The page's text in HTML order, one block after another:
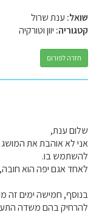
שואל: ענת שרול
קטגוריה: יוון וטורקיה
חזרה לפורום
שלום ענת,
אני לא אוהבת את
להשתמש בו.
לאחד אגם יפה הוא חובה,
בנוסף, חמישה ימים זה
להרחיק בהם משדה